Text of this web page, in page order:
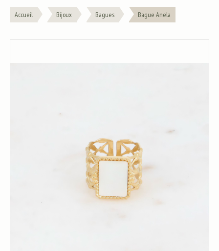
Accueil Bijoux Bagues Bague Anela